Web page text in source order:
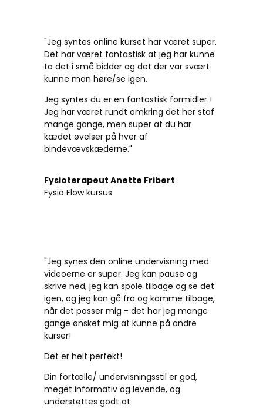
"Jeg syntes online kurset har været super.
Det har været fantastisk at jeg har kunne
ta det i små bidder og det der var svært
kunne man høre/se igen.
Jeg syntes du er en fantastisk formidler !
Jeg har været rundt omkring det her stof
mange gange, men super at du har
kædet øvelser på hver af
bindevævskæderne."
Fysioterapeut Anette Fribert
Fysio Flow kursus
"Jeg synes den online undervisning med
videoerne er super. Jeg kan pause og
skrive ned, jeg kan spole tilbage og se det
igen, og jeg kan gå fra og komme tilbage,
når det passer mig - det har jeg mange
gange ønsket mig at kunne på andre
kurser!
Det er helt perfekt!
Din fortælle/ undervisningsstil er god,
meget informativ og levende, og
understøttes godt at